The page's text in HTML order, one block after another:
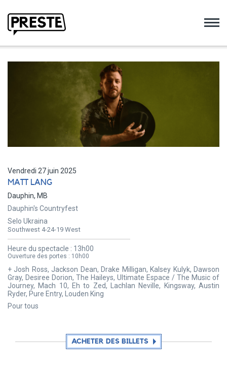
Vendredi 27 juin 2025
MATT LANG
Dauphin, MB
Dauphin's Countryfest
Selo Ukraina
Southwest 4-24-19 West
Heure du spectacle : 13h00
Ouverture des portes : 10h00
+ Josh Ross, Jackson Dean, Drake Milligan, Kalsey Kulyk, Dawson
Gray, Desiree Dorion, The Haileys, Ultimate Espace / The Music of
Journey, Mach 10, Eh to Zed, Lachlan Neville, Kingsway, Austin
Ryder, Pure Entry, Louden King
Pour tous
ACHETER DES BILLETS